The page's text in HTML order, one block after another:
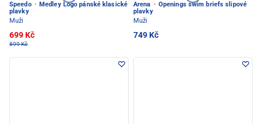
Speedo · Medley Logo pánské klasické
plavky
Muži
699 Kč
899 Kč
Arena · Openings swim briefs slipové
plavky
Muži
749 Kč